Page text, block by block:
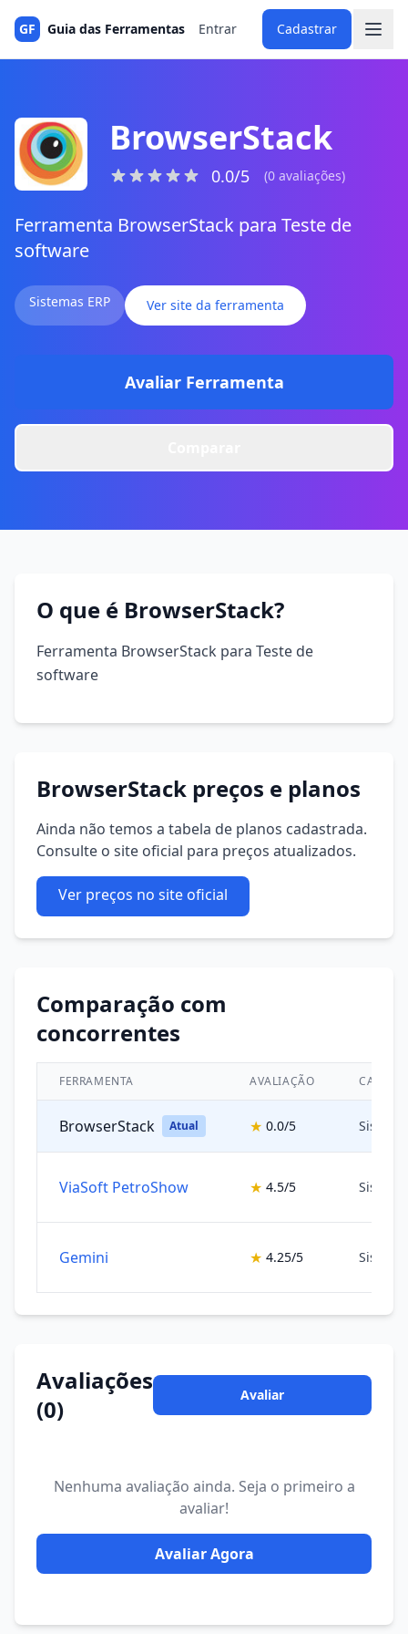
GF Guia das Ferramentas Entrar Cadastrar
BrowserStack
0.0/5 (0 avaliações)
Ferramenta BrowserStack para Teste de
software
Sistemas ERP Ver site da ferramenta
Avaliar Ferramenta
O que é BrowserStack?
Ferramenta BrowserStack para Teste de
software
BrowserStack preços e planos
Ainda não temos a tabela de planos cadastrada.
Consulte o site oficial para preços atualizados.
Ver preços no site oficial
Comparação com
concorrentes
FERRAMENTA AVALIAÇÃO
BrowserStack Atual ★ 0.0/5
ViaSoft PetroShow ★ 4.5/5
Gemini ★ 4.25/5
Avaliações
(0)
Avaliar
Nenhuma avaliação ainda. Seja o primeiro a
avaliar!
Avaliar Agora